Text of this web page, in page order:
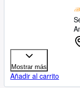
Mostrar más
Añadir al carrito